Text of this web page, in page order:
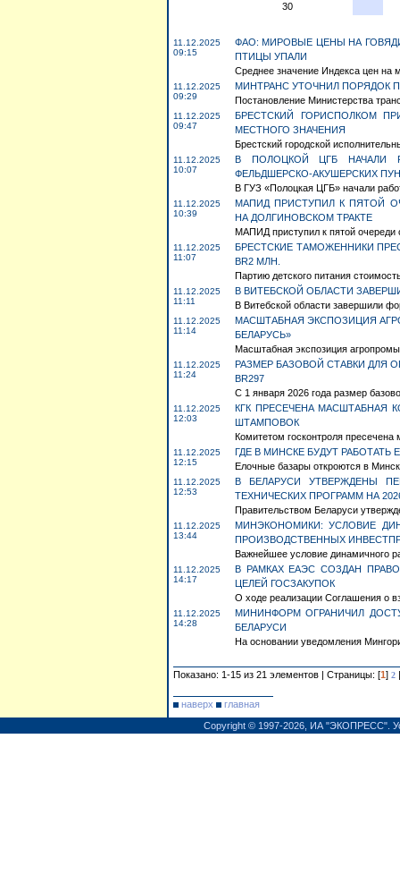
30
11.12.2025
09:15
ФАО: МИРОВЫЕ ЦЕНЫ НА
ПТИЦЫ УПАЛИ
Среднее значение Индекса цен на
11.12.2025
09:29
МИНТРАНС УТОЧНИЛ ПОРЯДОК
Постановление Министерства
11.12.2025
09:47
БРЕСТСКИЙ ГОРИСПОЛКОМ
МЕСТНОГО ЗНАЧЕНИЯ
Брестский городской
11.12.2025
10:07
В ПОЛОЦКОЙ ЦГБ НАЧАЛИ
ФЕЛЬДШЕРСКО-АКУШЕРСКИХ
В ГУЗ «Полоцкая ЦГБ» начали
11.12.2025
10:39
МАПИД ПРИСТУПИЛ К ПЯТОЙ
НА ДОЛГИНОВСКОМ ТРАКТЕ
МАПИД приступил к пятой очереди
11.12.2025
11:07
БРЕСТСКИЕ ТАМОЖЕННИКИ
BR2 МЛН.
Партию детского питания
11.12.2025
11:11
В ВИТЕБСКОЙ ОБЛАСТИ
В Витебской области завершили
11.12.2025
11:14
МАСШТАБНАЯ ЭКСПОЗИЦИЯ
БЕЛАРУСЬ»
Масштабная экспозиция
11.12.2025
11:24
РАЗМЕР БАЗОВОЙ СТАВКИ ДЛЯ
BR297
С 1 января 2026 года размер
11.12.2025
12:03
КГК ПРЕСЕЧЕНА МАСШТАБНАЯ
ШТАМПОВОК
Комитетом госконтроля
11.12.2025
12:15
ГДЕ В МИНСКЕ БУДУТ
Елочные базары откроются в
11.12.2025
12:53
В БЕЛАРУСИ УТВЕРЖДЕНЫ
ТЕХНИЧЕСКИХ ПРОГРАММ НА
Правительством Беларуси
11.12.2025
13:44
МИНЭКОНОМИКИ: УСЛОВИЕ
ПРОИЗВОДСТВЕННЫХ
Важнейшее условие динамичного
11.12.2025
14:17
В РАМКАХ ЕАЭС СОЗДАН
ЦЕЛЕЙ ГОСЗАКУПОК
О ходе реализации Соглашения о
11.12.2025
14:28
МИНИНФОРМ ОГРАНИЧИЛ
БЕЛАРУСИ
На основании уведомления
Показано: 1-15 из 21 элементов | Страницы: [1] 2 |
наверх
главная
Copyright © 1997-2026, ИА "ЭКОПРЕСС".